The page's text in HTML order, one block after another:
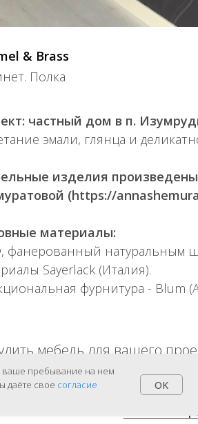
& Brass
Полка
частный дом в п.
эмали, глянца и
изделия
(https://
материалы:
фанерованный натуральным
Sayerlack (Италия).
фурнитура - Blum
мебель для вашего
ваше пребывание на нем
даёте свое согласие
OK